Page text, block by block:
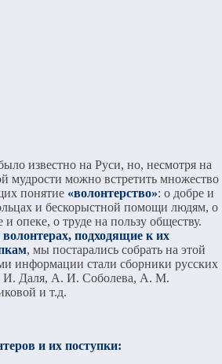
известно на Руси, но, несмотря на
мудрости можно встретить множество
понятие «волонтерство»: о добре и
и бескорыстной помощи людям, о
и опеке, о труде на пользу обществу.
волонтерах, подходящие к их
, мы постарались собрать на этой
информации стали сборники русских
И. Даля, А. И. Соболева, А. М.
и т.д.
и их поступки: